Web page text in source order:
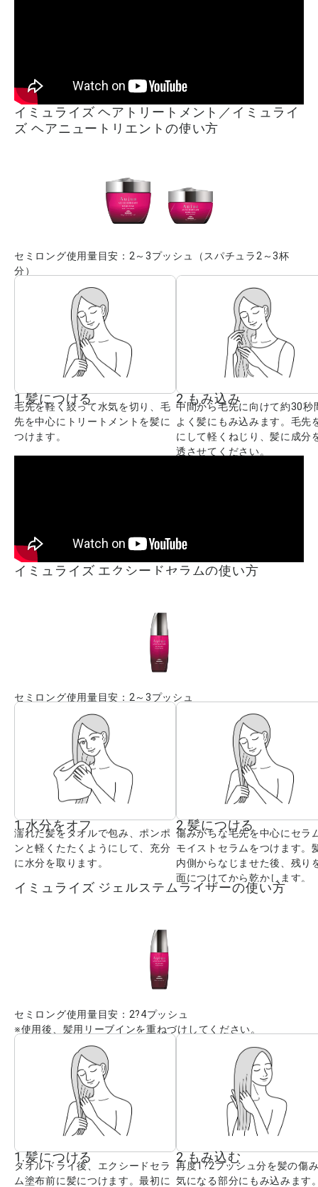
イミュライズ ヘアトリートメント／イミュライ
ズ ヘアニュートリエントの使い方
セミロング使用量目安：2～3プッシュ（スパチュラ2～3杯
分）
1.髪につける
毛先を軽く絞って水気を切り、毛
先を中心にトリートメントを髪に
つけます。
2.もみ込み
中間から毛先に向けて約30秒
よく髪にもみ込みます。毛先
にして軽くねじり、髪に成分
透させてください。
イミュライズ エクシードセラムの使い方
セミロング使用量目安：2～3プッシュ
1.水分をオフ
濡れた髪をタオルで包み、ポンポ
ンと軽くたたくようにして、充分
に水分を取ります。
2.髪につける
傷みがちな毛先を中心にセラ
モイストセラムをつけます。
内側からなじませた後、残り
面につけてから乾かします。
イミュライズ ジェルステムライザーの使い方
セミロング使用量目安：2?4プッシュ
※使用後、髪用リーブインを重ねづけしてください。
1.髪につける
タオルドライ後、エクシードセラ
ム塗布前に髪につけます。最初に
2.もみ込む
再度1?2プッシュ分を髪の傷
気になる部分にもみ込みます